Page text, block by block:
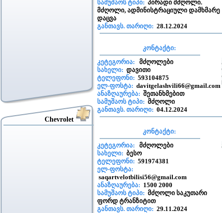
სამუშაოს ტიპი: პირადი მძღოლი.
მძღოლი, ადმინისტრაციული დამხმარე
დაცვა
განთავს. თარიღი: 28.12.2024
კონტაქტი:
კეტეგორია:
მძღოლები
სახელი: დავითი
ტელეფონი: 593104875
ელ-ფოსტა: davitgelashvili66@gmail.com
ანაზღაურება: შეთანხმებით
სამუშაოს ტიპი: მძღოლი
განთავს. თარიღი: 04.12.2024
კონტაქტი:
კეტეგორია:
მძღოლები
სახელი: ბესო
ტელეფონი: 591974381
ელ-ფოსტა:
saqartvelotbilisi56@gmail.com
ანაზღაურება: 1500 2000
სამუშაოს ტიპი: მძღოლი საკუთარი
ფორდ ტრანზიტით
განთავს. თარიღი: 29.11.2024
Chevrolet